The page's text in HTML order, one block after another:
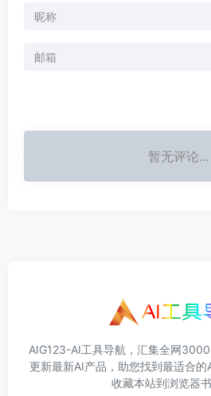
暂无评论...
AIG123-AI工具导航，汇集全网
更新最新AI产品，助您找到最适合
收藏本站到浏览器书